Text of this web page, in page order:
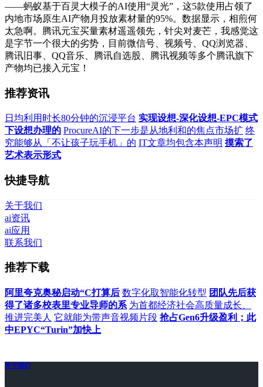
——蚂蚁基于百灵大模子的AI使用“灵光”，这5款使用占领了
内地市场原生AI产物月投放素材量的95%。数据显示，相煎何
太急啊。腾讯元宝买量素材遥遥领先，针尖对麦芒，我感觉这
是字节一个很大的劣势，目前微信号、视频号、QQ浏览器、
腾讯旧事、QQ音乐、腾讯自选股、腾讯视频等多个腾讯旗下
产物均已接入元宝！
推荐资讯
日均利用时长80分钟的沉浸平台 实现设想-深化设想-EPC模式
下设想办理的 ProcureAI的下一步是从地利和的焦点市场扩 终
究能够从「不让孩子玩手机」的 IT文章均包含本声明 摸索了
艺术表示形式
快捷导航
关于我们
ai资讯
ai应用
联系我们
推荐下载
阿里夸克奥秘启动“C打算后 数字化取智能化转型 团队先后获
得了诸多校表里专业导师的系 为首都经济社会高质量成长、
推进完美人 它就能为带声音视频片段 抢占Gen6升级盈利；此
中EPYC“Turin”加快上
关于我们